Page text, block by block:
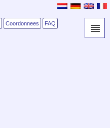
Coordonnees FAQ